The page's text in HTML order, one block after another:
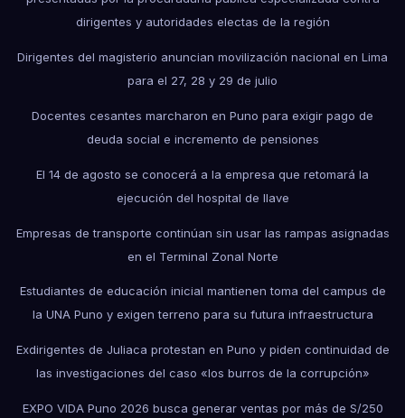
dirigentes y autoridades electas de la región
Dirigentes del magisterio anuncian movilización nacional en Lima
para el 27, 28 y 29 de julio
Docentes cesantes marcharon en Puno para exigir pago de
deuda social e incremento de pensiones
El 14 de agosto se conocerá a la empresa que retomará la
ejecución del hospital de Ilave
Empresas de transporte continúan sin usar las rampas asignadas
en el Terminal Zonal Norte
Estudiantes de educación inicial mantienen toma del campus de
la UNA Puno y exigen terreno para su futura infraestructura
Exdirigentes de Juliaca protestan en Puno y piden continuidad de
las investigaciones del caso «los burros de la corrupción»
EXPO VIDA Puno 2026 busca generar ventas por más de S/250